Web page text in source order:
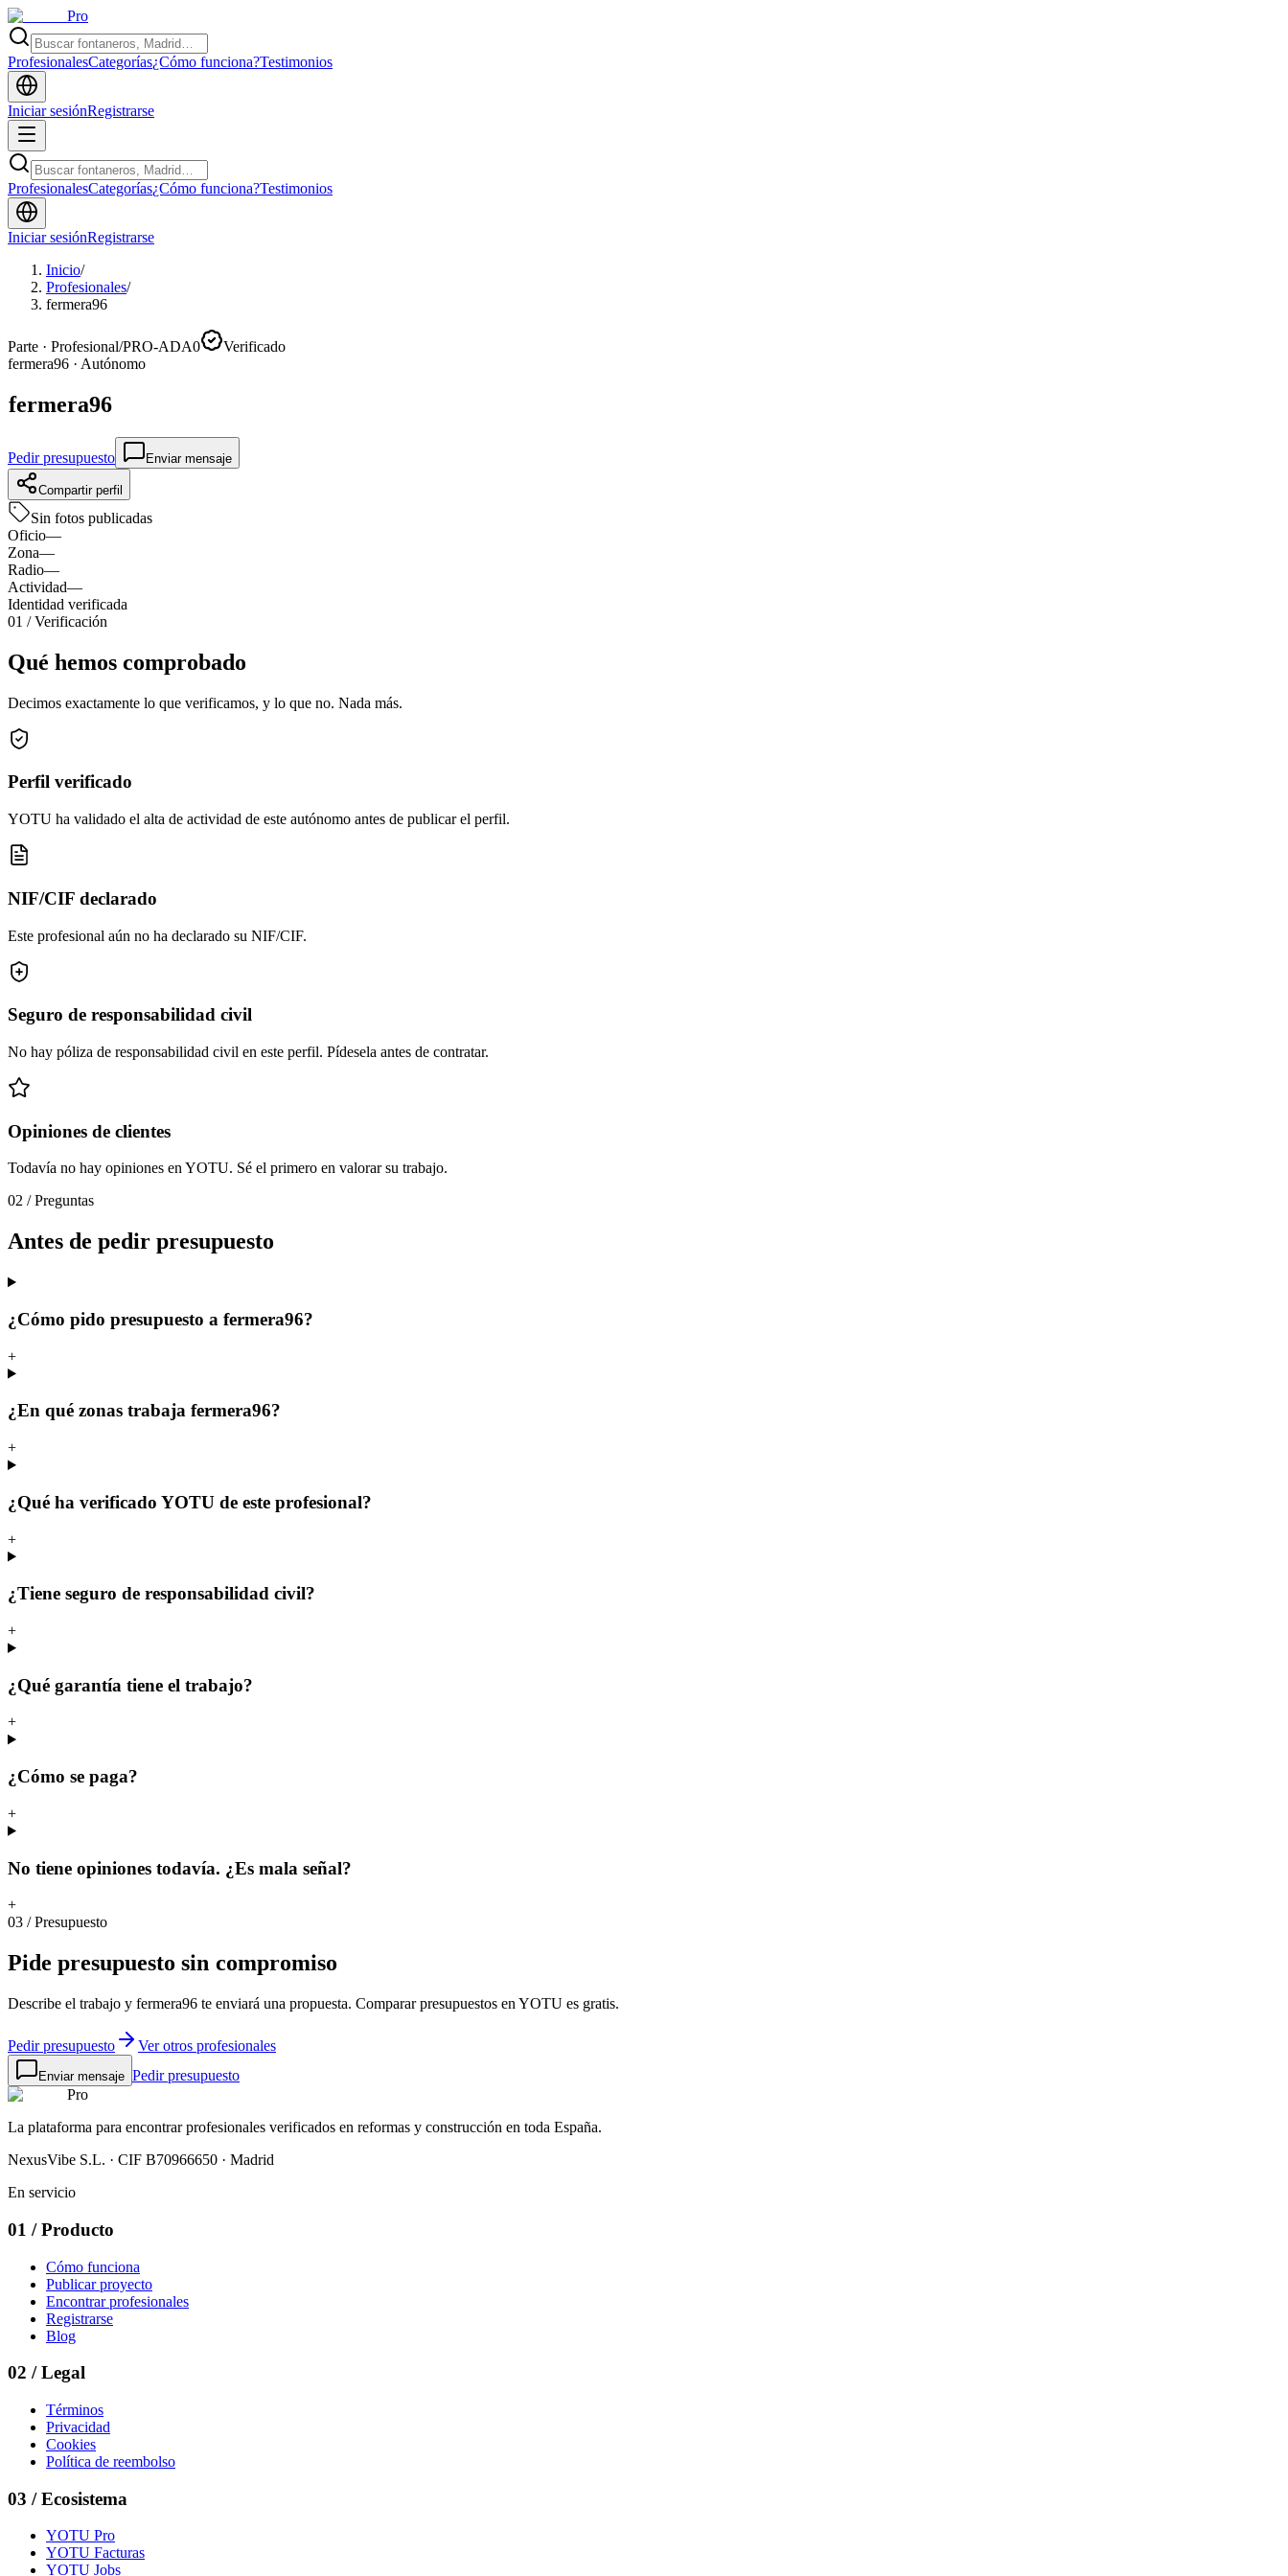
Pro
ProfesionalesCategorías¿Cómo funciona?Testimonios
Iniciar sesiónRegistrarse
ProfesionalesCategorías¿Cómo funciona?Testimonios
Iniciar sesiónRegistrarse
Inicio/
Profesionales/
fermera96
Parte · Profesional/PRO-ADA0
Verificado
fermera96 · Autónomo
fermera96
Pedir presupuesto Enviar mensaje
Compartir perfil
Sin fotos publicadas
Oficio—
Zona—
Radio—
Actividad—
Identidad verificada
01 / Verificación
Qué hemos comprobado
Decimos exactamente lo que verificamos, y lo que no. Nada más.
Perfil verificado
YOTU ha validado el alta de actividad de este autónomo antes de publicar el perfil.
NIF/CIF declarado
Este profesional aún no ha declarado su NIF/CIF.
Seguro de responsabilidad civil
No hay póliza de responsabilidad civil en este perfil. Pídesela antes de contratar.
Opiniones de clientes
Todavía no hay opiniones en YOTU. Sé el primero en valorar su trabajo.
02 /Preguntas
Antes de pedir presupuesto
¿Cómo pido presupuesto a fermera96?
+
¿En qué zonas trabaja fermera96?
+
¿Qué ha verificado YOTU de este profesional?
+
¿Tiene seguro de responsabilidad civil?
+
¿Qué garantía tiene el trabajo?
+
¿Cómo se paga?
+
No tiene opiniones todavía. ¿Es mala señal?
+
03 /Presupuesto
Pide presupuesto sin compromiso
Describe el trabajo y fermera96 te enviará una propuesta. Comparar presupuestos en YOTU es gratis.
Pedir presupuesto Ver otros profesionales
Enviar mensaje Pedir presupuesto
Pro
La plataforma para encontrar profesionales verificados en reformas y construcción en toda España.
NexusVibe S.L. · CIF B70966650 · Madrid
En servicio
01 / Producto
Cómo funciona
Publicar proyecto
Encontrar profesionales
Registrarse
Blog
02 / Legal
Términos
Privacidad
Cookies
Política de reembolso
03 / Ecosistema
YOTU Pro
YOTU Facturas
YOTU Jobs